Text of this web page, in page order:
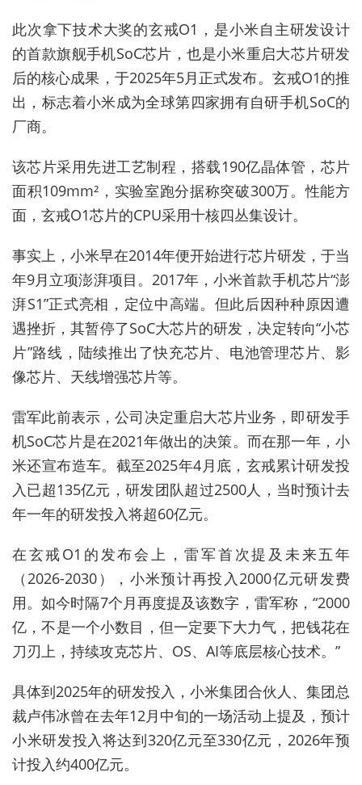
此次拿下技术大奖的玄戒O1，是小米自主研发设计
的首款旗舰手机SoC芯片，也是小米重启大芯片研发
后的核心成果，于2025年5月正式发布。玄戒O1的推
出，标志着小米成为全球第四家拥有自研手机SoC的
厂商。
该芯片采用先进工艺制程，搭载190亿晶体管，芯片
面积109mm²，实验室跑分据称突破300万。性能方
面，玄戒O1芯片的CPU采用十核四丛集设计。
事实上，小米早在2014年便开始进行芯片研发，于当
年9月立项澎湃项目。2017年，小米首款手机芯片“澎
湃S1”正式亮相，定位中高端。但此后因种种原因遭
遇挫折，其暂停了SoC大芯片的研发，决定转向“小芯
片”路线，陆续推出了快充芯片、电池管理芯片、影
像芯片、天线增强芯片等。
雷军此前表示，公司决定重启大芯片业务，即研发手
机SoC芯片是在2021年做出的决策。而在那一年，小
米还宣布造车。截至2025年4月底，玄戒累计研发投
入已超135亿元，研发团队超过2500人，当时预计去
年一年的研发投入将超60亿元。
在玄戒O1的发布会上，雷军首次提及未来五年
（2026-2030），小米预计再投入2000亿元研发费
用。如今时隔7个月再度提及该数字，雷军称，“2000
亿，不是一个小数目，但一定要下大力气，把钱花在
刀刃上，持续攻克芯片、OS、AI等底层核心技术。”
具体到2025年的研发投入，小米集团合伙人、集团总
裁卢伟冰曾在去年12月中旬的一场活动上提及，预计
小米研发投入将达到320亿元至330亿元，2026年预
计投入约400亿元。